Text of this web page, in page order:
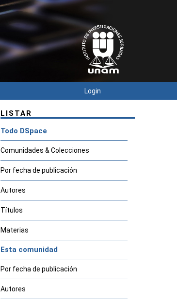
Login
LISTAR
Todo DSpace
Comunidades & Colecciones
Por fecha de publicación
Autores
Títulos
Materias
Esta comunidad
Por fecha de publicación
Autores